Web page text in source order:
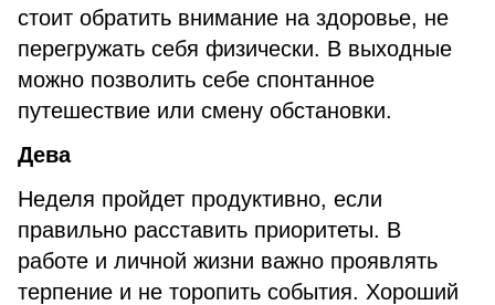
стоит обратить внимание на здоровье, не
перегружать себя физически. В выходные
можно позволить себе спонтанное
путешествие или смену обстановки.
Дева
Неделя пройдет продуктивно, если
правильно расставить приоритеты. В
работе и личной жизни важно проявлять
терпение и не торопить события. Хороший